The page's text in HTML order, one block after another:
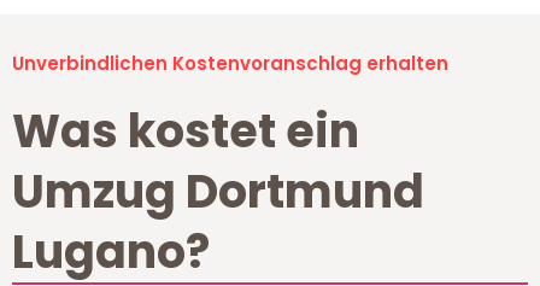
Unverbindlichen Kostenvoranschlag erhalten
Was kostet ein
Umzug Dortmund
Lugano?